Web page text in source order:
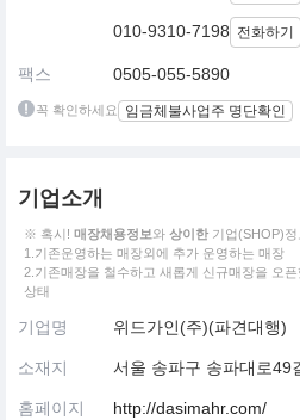
010-9310-7198 전화하기
팩스 0505-055-5890
꼭 확인하세요 임금체불사업주 명단확인
기업소개
※ 혹시! 매장채용정보와 상이한 기업(SHOP)
1.기존운영하는 매장외에 추가 운영하는 매장
2.기존매장을 철수하고 새롭게 신규매장을 오
상태
기업명 위드가인(주)(파견대행)
소재지 서울 송파구 송파대로49
홈페이지 http://dasimahr.com/